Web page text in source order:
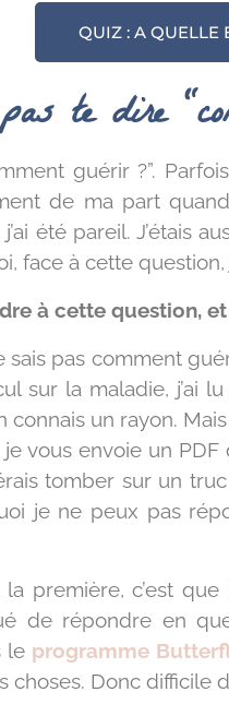
QUIZ : A QUELLE
te dire
guérir ?”.
de ma part
été pareil. J’étais
face à cette
à cette question,
sais pas comment
sur la maladie, j’ai
connais un rayon.
je vous envoie un
tomber sur un
je ne peux pas
première, c’est
de répondre en
le programme
choses. Donc difficile